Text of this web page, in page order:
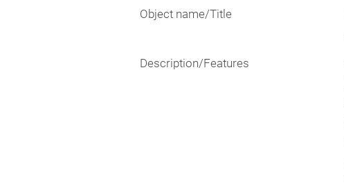
Object name/Title
Description/Features